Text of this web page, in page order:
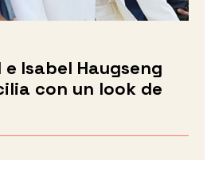
Isabel Haugseng
con un look de